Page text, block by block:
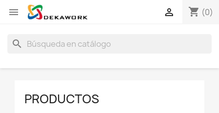
 shopping_cart (0)

search
PRODUCTOS